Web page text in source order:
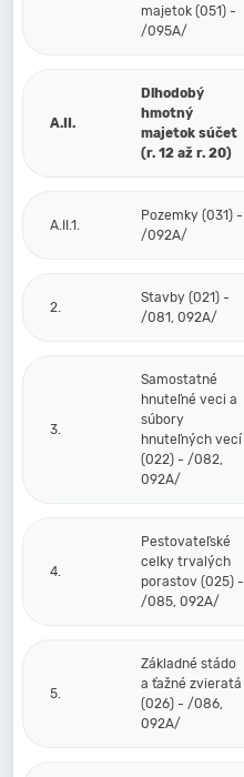
majetok (051) -
/095A/
A.II.
Dlhodobý
hmotný
majetok súčet
(r. 12 až r. 20)
A.II.1.
Pozemky (031) -
/092A/
2.
Stavby (021) -
/081, 092A/
3.
Samostatné
hnuteľné veci a
súbory
hnuteľných vecí
(022) - /082,
092A/
4.
Pestovateľské
celky trvalých
porastov (025) -
/085, 092A/
5.
Základné stádo
a ťažné zvieratá
(026) - /086,
092A/